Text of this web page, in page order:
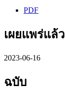
PDF
เผยแพร่แล้ว
2023-06-16
ฉบับ